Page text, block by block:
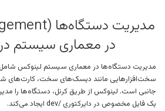
در معماری سیستم
مدیریت دستگاه‌ها در معماری سیستم لینوکس شامل
سخت‌افزارهایی مانند دیسک‌های سخت، کارت‌های
جانبی است. لینوکس از طریق کرنل، دستگاه‌ها را
یک فایل مخصوص در دایرکتوری /dev ایجاد می‌کند.